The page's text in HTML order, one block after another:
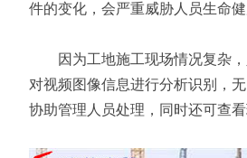
件的变化，会严重威胁人员生命
因为工地施工现场情况复杂，
对视频图像信息进行分析识别，
协助管理人员处理，同时还可查